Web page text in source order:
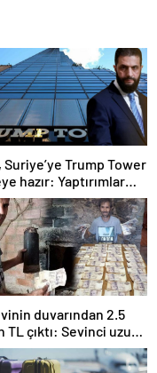
Suriye’ye Trump Tower
hazır: Yaptırımlar
duvarından 2.5
TL çıktı: Sevinci uzun